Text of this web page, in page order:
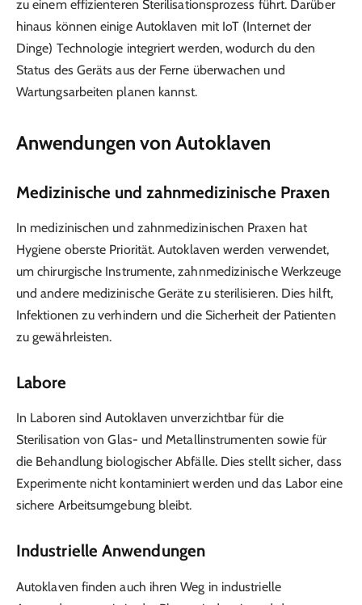
zu einem effizienteren Sterilisationsprozess führt. Darüber
hinaus können einige Autoklaven mit IoT (Internet der
Dinge) Technologie integriert werden, wodurch du den
Status des Geräts aus der Ferne überwachen und
Wartungsarbeiten planen kannst.
Anwendungen von Autoklaven
Medizinische und zahnmedizinische Praxen
In medizinischen und zahnmedizinischen Praxen hat
Hygiene oberste Priorität. Autoklaven werden verwendet,
um chirurgische Instrumente, zahnmedizinische Werkzeuge
und andere medizinische Geräte zu sterilisieren. Dies hilft,
Infektionen zu verhindern und die Sicherheit der Patienten
zu gewährleisten.
Labore
In Laboren sind Autoklaven unverzichtbar für die
Sterilisation von Glas- und Metallinstrumenten sowie für
die Behandlung biologischer Abfälle. Dies stellt sicher, dass
Experimente nicht kontaminiert werden und das Labor eine
sichere Arbeitsumgebung bleibt.
Industrielle Anwendungen
Autoklaven finden auch ihren Weg in industrielle